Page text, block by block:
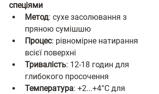
спеціями
Метод: сухе засолювання з
пряною сумішшю
Процес: рівномірне натирання
всієї поверхні
Тривалість: 12-18 годин для
глибокого просочення
Температура: +2...+4°C для